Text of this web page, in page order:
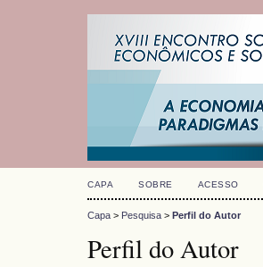
CAPA SOBRE ACESSO
Capa > Pesquisa > Perfil do Autor
Perfil do Autor